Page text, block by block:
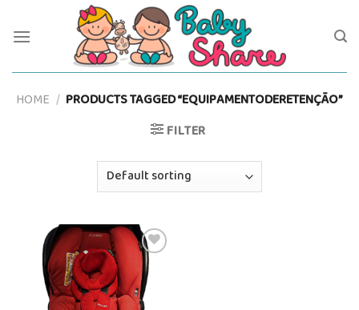
content
HOME / PRODUCTS TAGGED “EQUIPAMENTODERETENÇÃO”
FILTER